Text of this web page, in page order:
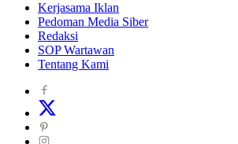
Kerjasama Iklan
Pedoman Media Siber
Redaksi
SOP Wartawan
Tentang Kami